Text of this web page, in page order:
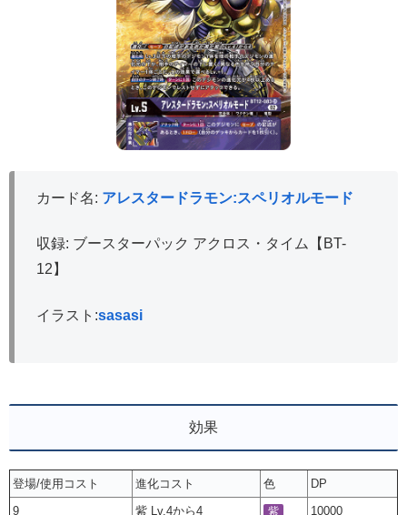
カード名: アレスタードラモン:スペリオルモード
収録: ブースターパック アクロス・タイム【BT-
12】
イラスト:sasasi
効果
登場/使用コスト 進化コスト 色
DP
9
紫 Lv.4から4 紫 10000